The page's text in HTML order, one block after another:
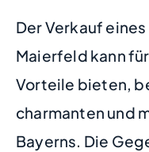
Der Verkauf
Maierfeld kann
Vorteile bieten,
charmanten und
Bayerns. Die